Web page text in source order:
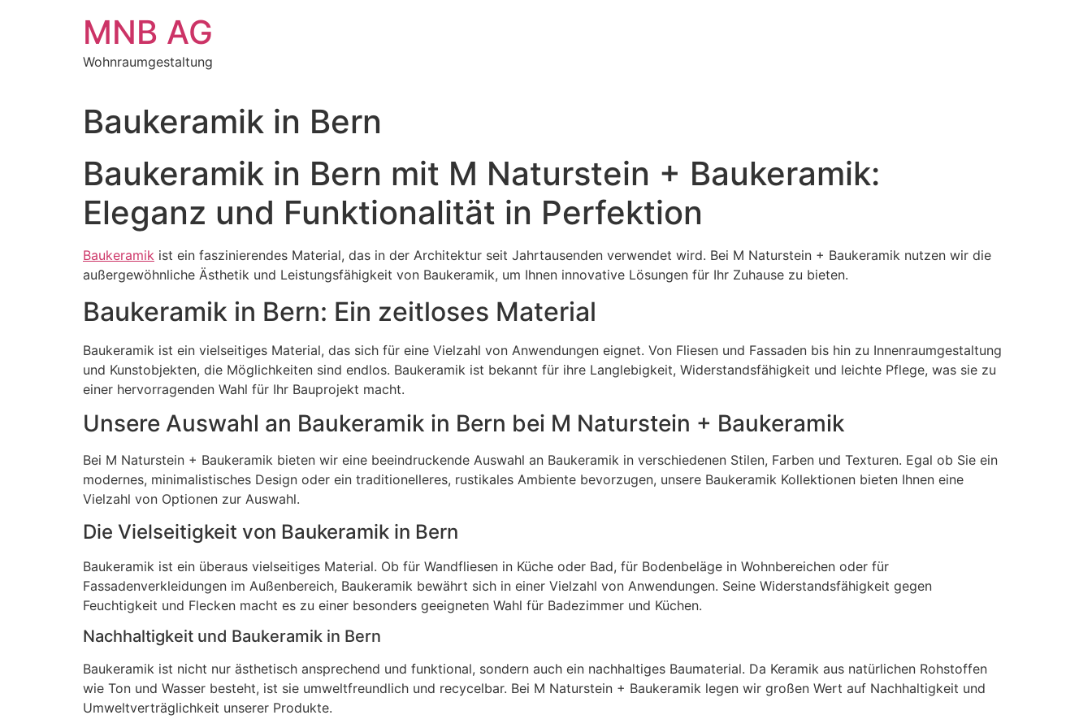
MNB AG
Wohnraumgestaltung
Baukeramik in Bern
Baukeramik in Bern mit M Naturstein + Baukeramik:
Eleganz und Funktionalität in Perfektion
Baukeramik ist ein faszinierendes Material, das in der Architektur seit Jahrtausenden verwendet wird. Bei M Naturstein + Baukeramik nutzen wir die
außergewöhnliche Ästhetik und Leistungsfähigkeit von Baukeramik, um Ihnen innovative Lösungen für Ihr Zuhause zu bieten.
Baukeramik in Bern: Ein zeitloses Material
Baukeramik ist ein vielseitiges Material, das sich für eine Vielzahl von Anwendungen eignet. Von Fliesen und Fassaden bis hin zu Innenraumgestaltung
und Kunstobjekten, die Möglichkeiten sind endlos. Baukeramik ist bekannt für ihre Langlebigkeit, Widerstandsfähigkeit und leichte Pflege, was sie zu
einer hervorragenden Wahl für Ihr Bauprojekt macht.
Unsere Auswahl an Baukeramik in Bern bei M Naturstein + Baukeramik
Bei M Naturstein + Baukeramik bieten wir eine beeindruckende Auswahl an Baukeramik in verschiedenen Stilen, Farben und Texturen. Egal ob Sie ein
modernes, minimalistisches Design oder ein traditionelleres, rustikales Ambiente bevorzugen, unsere Baukeramik Kollektionen bieten Ihnen eine
Vielzahl von Optionen zur Auswahl.
Die Vielseitigkeit von Baukeramik in Bern
Baukeramik ist ein überaus vielseitiges Material. Ob für Wandfliesen in Küche oder Bad, für Bodenbeläge in Wohnbereichen oder für
Fassadenverkleidungen im Außenbereich, Baukeramik bewährt sich in einer Vielzahl von Anwendungen. Seine Widerstandsfähigkeit gegen
Feuchtigkeit und Flecken macht es zu einer besonders geeigneten Wahl für Badezimmer und Küchen.
Nachhaltigkeit und Baukeramik in Bern
Baukeramik ist nicht nur ästhetisch ansprechend und funktional, sondern auch ein nachhaltiges Baumaterial. Da Keramik aus natürlichen Rohstoffen
wie Ton und Wasser besteht, ist sie umweltfreundlich und recycelbar. Bei M Naturstein + Baukeramik legen wir großen Wert auf Nachhaltigkeit und
Umweltverträglichkeit unserer Produkte.